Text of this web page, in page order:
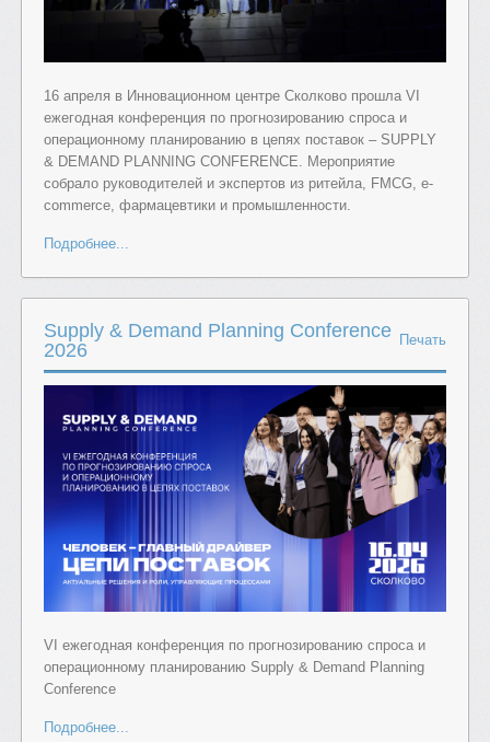
16 апреля в Инновационном центре Сколково прошла VI
ежегодная конференция по прогнозированию спроса и
операционному планированию в цепях поставок – SUPPLY
& DEMAND PLANNING CONFERENCE. Мероприятие
собрало руководителей и экспертов из ритейла, FMCG, e-
commerce, фармацевтики и промышленности.
Подробнее...
Печать
Supply & Demand Planning Conference
2026
VI ежегодная конференция по прогнозированию спроса и
операционному планированию Supply & Demand Planning
Conference
Подробнее...